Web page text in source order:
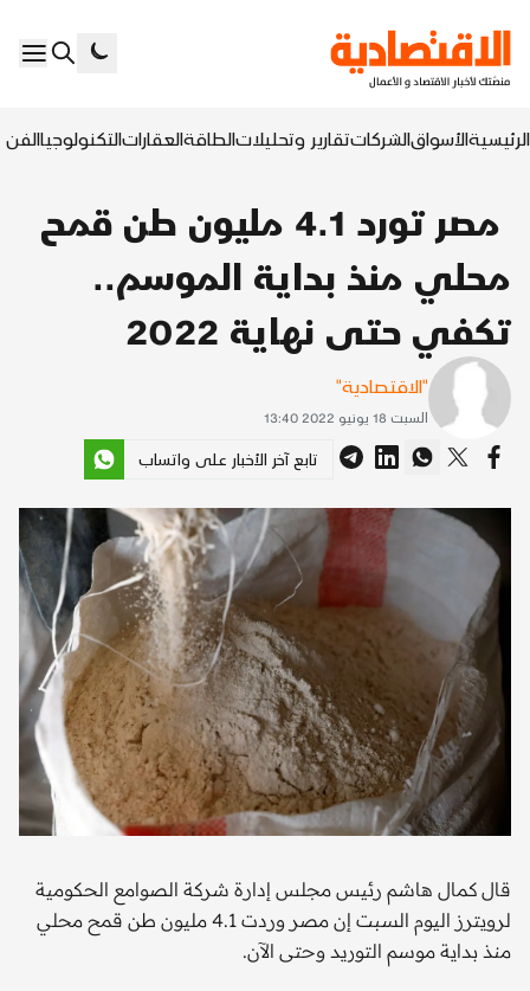
الرئيسيةالأسواقالشركاتتقارير وتحليلاتالطاقةالعقاراتالتكنولوجياالفن
مصر تورد 4.1 مليون طن قمح
محلي منذ بداية الموسم..
تكفي حتى نهاية 2022
"الاقتصادية"
السبت 18 يونيو 2022 13:40
تابع آخر الأخبار على واتساب
قال كمال هاشم رئيس مجلس إدارة شركة الصوامع الحكومية
لرويترز اليوم السبت إن مصر وردت 4.1 مليون طن قمح محلي
منذ بداية موسم التوريد وحتى الآن.